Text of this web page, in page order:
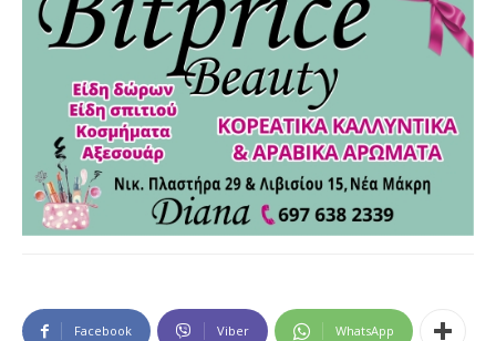
Facebook Viber WhatsApp